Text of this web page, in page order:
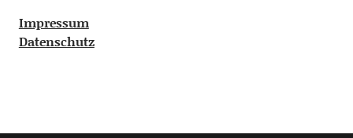
Impressum
Datenschutz